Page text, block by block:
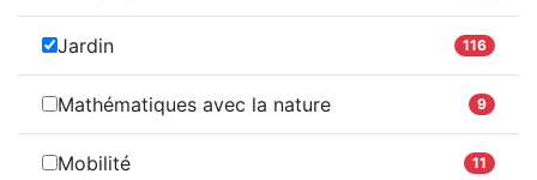
Jardin 116
Mathématiques avec la nature 9
Mobilité 11